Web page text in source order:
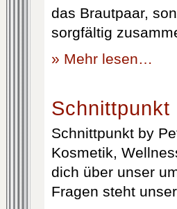
das Brautpaar,
sorgfältig
» Mehr lesen…
Schnittpunkt by
Kosmetik,
dich über unser
Fragen steht